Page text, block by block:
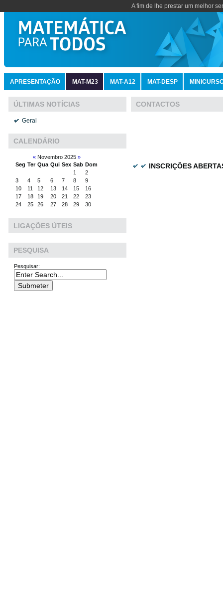
A fim de lhe prestar um melhor
APRESENTAÇÃO MAT-M23 MAT-A12 MAT-DESP
ÚLTIMAS NOTÍCIAS
Geral
CALENDÁRIO
«Novembro 2025 »
Seg Ter Qua Qui Sex Sab Dom
1
2
3
4 5 6 7 8
9
10
11 12 13 14 15
16
17
18 19 20 21 22
23
24
25 26 27 28 29 30
LIGAÇÕES ÚTEIS
PESQUISA
Pesquisar:
CONTACTOS
INSCRIÇÕES